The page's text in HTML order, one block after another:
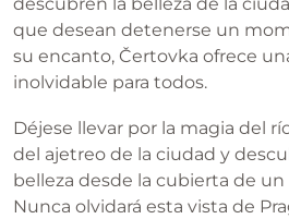
que desean detenerse un
su encanto, Čertovka ofrece
inolvidable para todos.
Déjese llevar por la magia del
del ajetreo de la ciudad y
belleza desde la cubierta de
Nunca olvidará esta vista de